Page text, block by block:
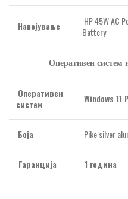
Напојување HP45W AC
Battery
Оперативен систем
Оперативен
систем
Windows
Боја Pike silver
Гаранција 1 година